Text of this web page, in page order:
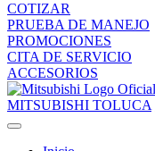
COTIZAR
PRUEBA DE MANEJO
PROMOCIONES
CITA DE SERVICIO
ACCESORIOS
MITSUBISHI TOLUCA